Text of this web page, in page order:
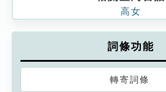
高女
詞條功能
轉寄詞條